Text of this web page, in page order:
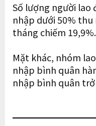
Số lượng người
nhập dưới 50%
tháng chiếm 19,9%.
Mặt khác, nhóm
nhập bình quân
nhập bình quân